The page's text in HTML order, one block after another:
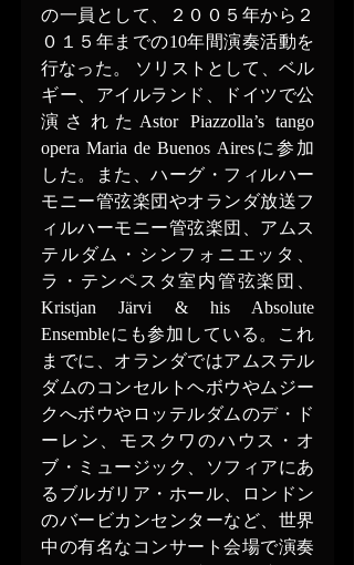
の一員として、２００５年から２
０１５年までの10年間演奏活動を
行なった。 ソリストとして、ベル
ギー、アイルランド、ドイツで公
演されたAstor Piazzolla’s tango
opera Maria de Buenos Airesに参加
した。また、ハーグ・フィルハー
モニー管弦楽団やオランダ放送フ
ィルハーモニー管弦楽団、アムス
テルダム・シンフォニエッタ、
ラ・テンペスタ室内管弦楽団、
Kristjan Järvi & his Absolute
Ensembleにも参加している。これ
までに、オランダではアムステル
ダムのコンセルトヘボウやムジー
クへボウやロッテルダムのデ・ド
ーレン、モスクワのハウス・オ
ブ・ミュージック、ソフィアにあ
るブルガリア・ホール、ロンドン
のバービカンセンターなど、世界
中の有名なコンサート会場で演奏